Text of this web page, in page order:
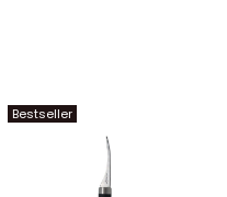
Bestseller